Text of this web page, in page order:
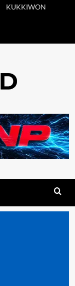
KUKKIWON